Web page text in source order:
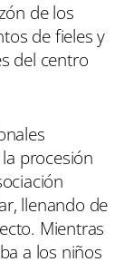
de los
de fieles y
del centro
procesión
llenando de
Mientras
a los niños